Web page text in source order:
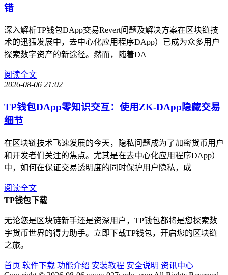
错
深入解析TP钱包DApp交易Revert问题及解决方案在区块链技
术的迅猛发展中，去中心化应用程序DApp）已成为众多用户
探索数字资产的新途径。然而，随着DA
阅读全文
2026-08-06 21:02
TP钱包DApp零知识交互：使用ZK-DApp隐藏交易
细节
在区块链技术飞速发展的今天，隐私问题成为了加密货币用户
和开发者们关注的焦点。尤其是在去中心化应用程序DApp）
中，如何在保证交易透明度的同时保护用户隐私，成
阅读全文
TP钱包下载
无论您是区块链新手还是资深用户，TP钱包都将是您探索数
字货币世界的得力助手。立即下载TP钱包，开启您的区块链
之旅。
首页 软件下载 功能介绍 安装教程 安全说明 资讯中心